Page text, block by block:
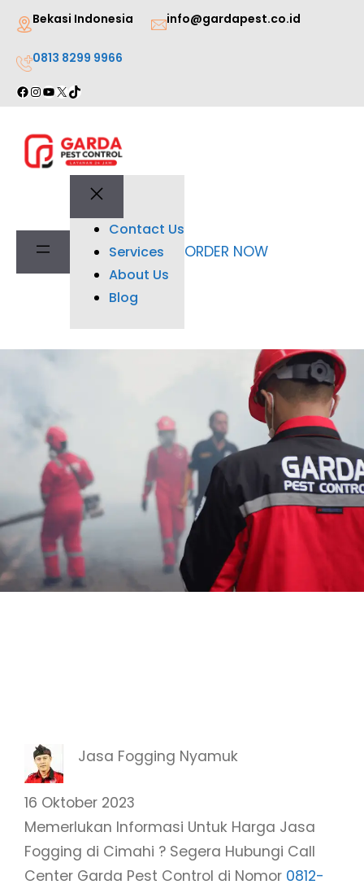
Lewati
konten
Bekasi Indonesia info@gardapest.co.id
0813 8299 9966
Facebook
Instagram
YouTube
X TikTok
Contact Us
Services
About Us
Blog
ORDER NOW
Jasa Fogging Nyamuk
16 Oktober 2023
Memerlukan Informasi Untuk Harga Jasa
Fogging di Cimahi ? Segera Hubungi Call
Center Garda Pest Control di Nomor 0812-